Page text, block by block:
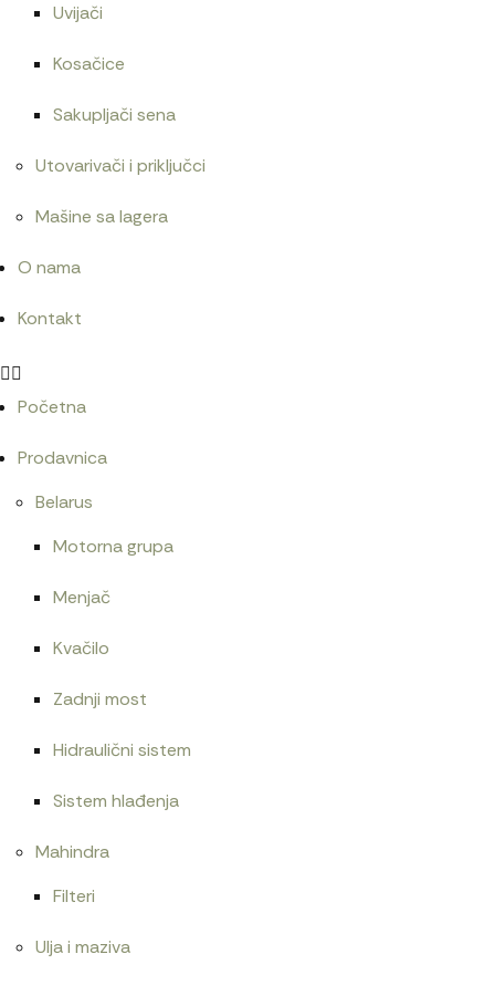
Uvijači
Kosačice
Sakupljači sena
Utovarivači i priključci
Mašine sa lagera
O nama
Kontakt
Početna
Prodavnica
Belarus
Motorna grupa
Menjač
Kvačilo
Zadnji most
Hidraulični sistem
Sistem hlađenja
Mahindra
Filteri
Ulja i maziva